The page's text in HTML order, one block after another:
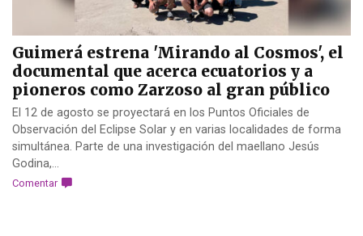
Guimerá estrena 'Mirando al Cosmos', el
documental que acerca ecuatorios y a
pioneros como Zarzoso al gran público
El 12 de agosto se proyectará en los Puntos Oficiales de
Observación del Eclipse Solar y en varias localidades de forma
simultánea. Parte de una investigación del maellano Jesús
Godina,...
Comentar